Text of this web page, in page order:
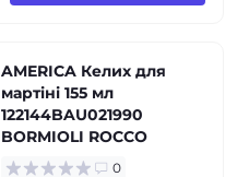
AMERICA Келих для
мартіні 155 мл
122144BAU021990
BORMIOLI ROCCO
0